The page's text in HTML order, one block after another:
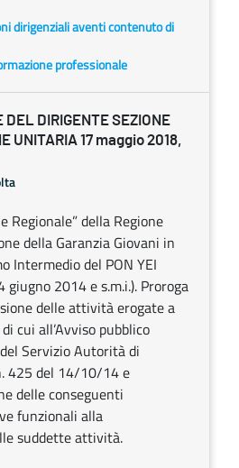
dirigenziali aventi contenuto di
professionale
DEL DIRIGENTE SEZIONE
UNITARIA 17 maggio 2018,
Regionale” della Regione
della Garanzia Giovani in
Intermedio del PON YEI
giugno 2014 e s.m.i.). Proroga
delle attività erogate a
cui all’Avviso pubblico
Servizio Autorità di
425 del 14/10/14 e
delle conseguenti
funzionali alla
suddette attività.